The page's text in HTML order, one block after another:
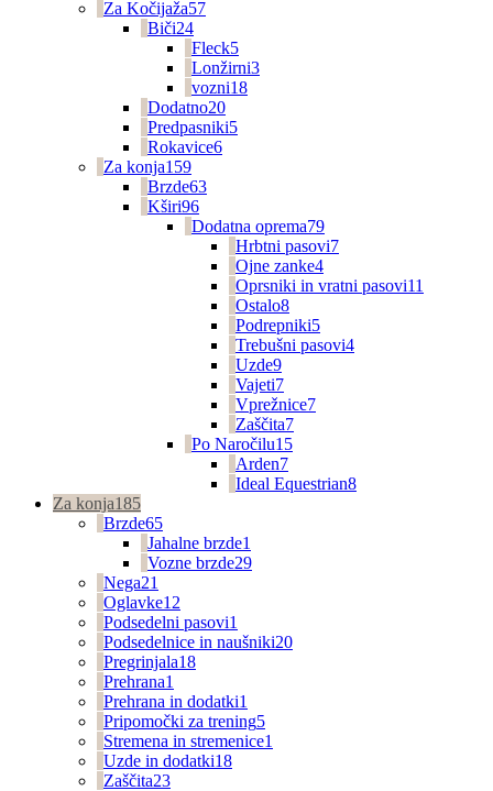
Za Kočijaža57
Biči24
Fleck5
Lonžirni3
vozni18
Dodatno20
Predpasniki5
Rokavice6
Za konja159
Brzde63
Kširi96
Dodatna oprema79
Hrbtni pasovi7
Ojne zanke4
Oprsniki in vratni pasovi11
Ostalo8
Podrepniki5
Trebušni pasovi4
Uzde9
Vajeti7
Vprežnice7
Zaščita7
Po Naročilu15
Arden7
Ideal Equestrian8
Za konja185
Brzde65
Jahalne brzde1
Vozne brzde29
Nega21
Oglavke12
Podsedelni pasovi1
Podsedelnice in naušniki20
Pregrinjala18
Prehrana1
Prehrana in dodatki1
Pripomočki za trening5
Stremena in stremenice1
Uzde in dodatki18
Zaščita23